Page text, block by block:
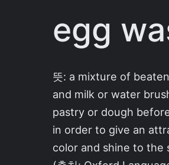
egg
뜻: a mixture of
and milk or water
pastry or dough
in order to give an
color and shine to the